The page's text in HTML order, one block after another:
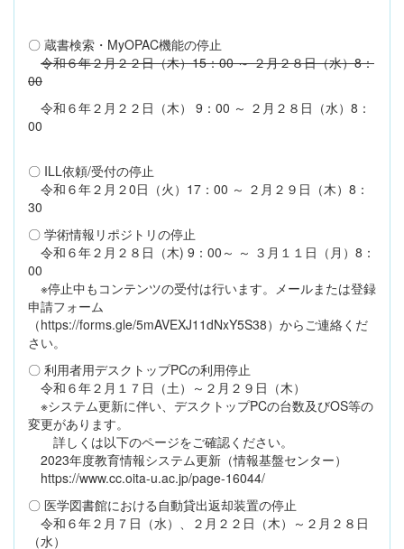
〇 蔵書検索・MyOPAC機能の停止
令和６年２月２２日（木）15：00 ～ ２月２８日（水）8：
00
令和６年２月２２日（木） 9：00 ～ ２月２８日（水）8：
00
〇 ILL依頼/受付の停止
令和６年２月２0日（火）17：00 ～ ２月２９日（木）8：
30
〇 学術情報リポジトリの停止
令和６年２月２８日（木) 9：00～ ～ ３月１１日（月）8：
00
※停止中もコンテンツの受付は行います。メールまたは登録
申請フォーム
（https://forms.gle/5mAVEXJ11dNxY5S38）からご連絡くだ
さい。
〇 利用者用デスクトップPCの利用停止
令和６年２月１７日（土）～２月２９日（木）
※システム更新に伴い、デスクトップPCの台数及びOS等の
変更があります。
詳しくは以下のページをご確認ください。
2023年度教育情報システム更新（情報基盤センター）
https://www.cc.oita-u.ac.jp/page-16044/
〇 医学図書館における自動貸出返却装置の停止
令和６年２月７日（水）、２月２２日（木）～２月２８日
（水）